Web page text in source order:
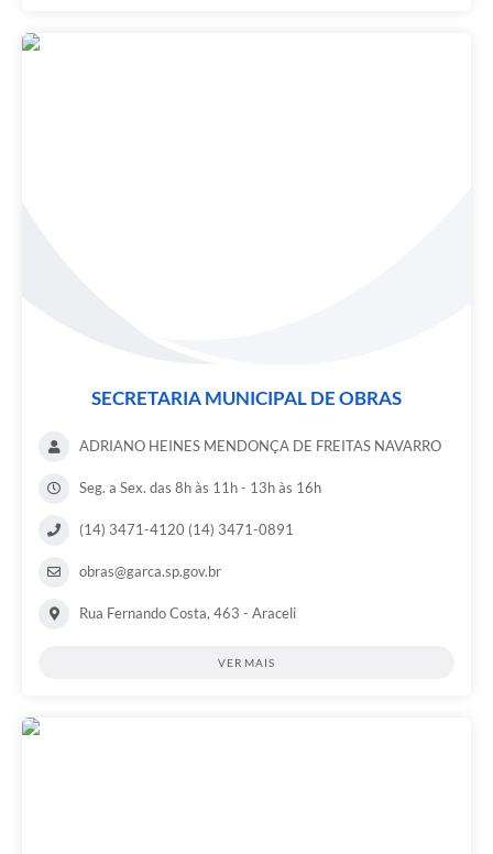
SECRETARIA MUNICIPAL DE OBRAS
ADRIANO HEINES MENDONÇA DE FREITAS NAVARRO
Seg. a Sex. das 8h às 11h - 13h às 16h
(14) 3471-4120 (14) 3471-0891
obras@garca.sp.gov.br
Rua Fernando Costa, 463 - Araceli
VER MAIS